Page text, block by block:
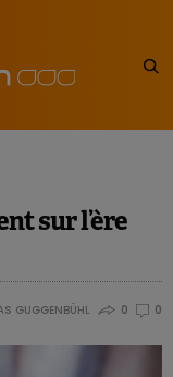
sur l’ère
GUGGENBÜHL 0 0